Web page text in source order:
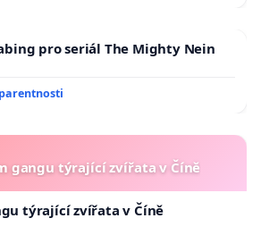
pro seriál The Mighty Nein
gangu týrající zvířata v Číně
týrající zvířata v Číně